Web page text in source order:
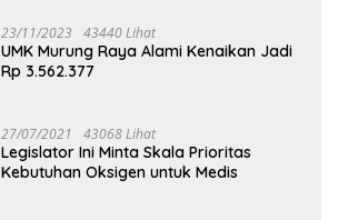
23/11/2023 43440 Lihat
UMK Murung Raya Alami Kenaikan Jadi
Rp 3.562.377
27/07/2021 43068 Lihat
Legislator Ini Minta Skala Prioritas
Kebutuhan Oksigen untuk Medis